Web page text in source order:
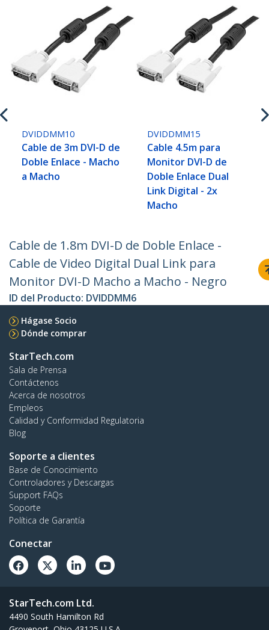
DVIDDMM10
Cable de 3m DVI-D de
Doble Enlace - Macho
a Macho
DVIDDMM15
Cable 4.5m para
Monitor DVI-D de
Doble Enlace Dual
Link Digital - 2x
Macho
Cable de 1.8m DVI-D de Doble Enlace -
Cable de Video Digital Dual Link para
Monitor DVI-D Macho a Macho - Negro
ID del Producto: DVIDDMM6
Hágase Socio
Dónde comprar
StarTech.com
Sala de Prensa
Contáctenos
Acerca de nosotros
Empleos
Calidad y Conformidad Regulatoria
Blog
Soporte a clientes
Base de Conocimiento
Controladores y Descargas
Support FAQs
Soporte
Política de Garantía
Conectar
StarTech.com Ltd.
4490 South Hamilton Rd